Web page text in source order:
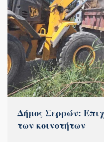
Δήμος Σερρών:
των κοινοτήτων